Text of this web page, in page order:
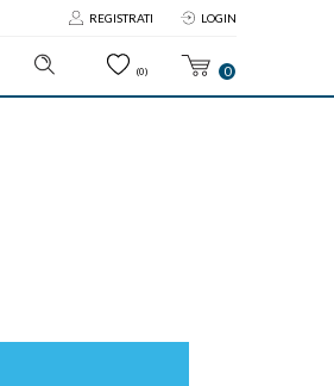
REGISTRATI LOGIN
(0) 0